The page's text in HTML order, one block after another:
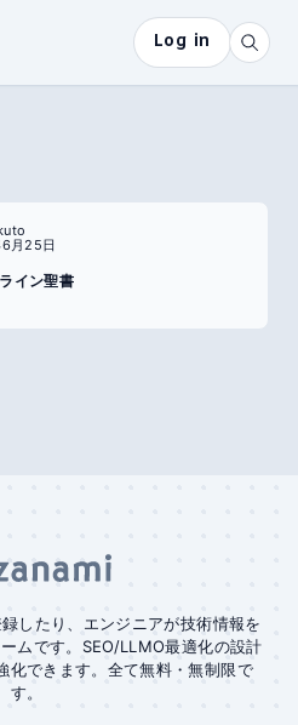
Log in
月25日
イン聖書
したり、エンジニアが技術情報を
ムです。SEO/LLMO最適化の設計
化できます。全て無料・無制限で
す。